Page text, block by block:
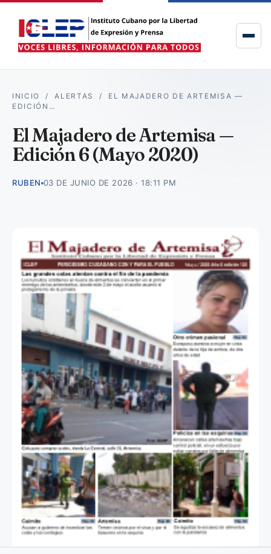
INICIO /ALERTAS / EL MAJADERO DE ARTEMISA —
EDICIÓN…
El Majadero de Artemisa —
Edición 6 (Mayo 2020)
RUBEN 03 DE JUNIO DE 2026 · 18:11 PM